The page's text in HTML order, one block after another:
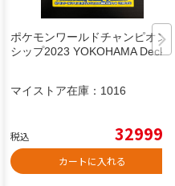
ポケモンワールドチャンピオン
シップ2023 YOKOHAMA Deck
マイストア在庫： 1016
税込 32999
カートに入れる